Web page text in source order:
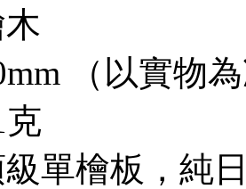
（以實物
克
級單檜板，純